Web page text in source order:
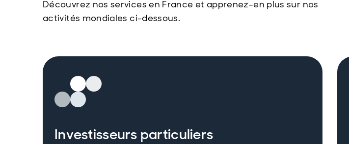
Découvrez nos services en France et apprenez-en plus sur nos
activités mondiales ci-dessous.
Investisseurs particuliers